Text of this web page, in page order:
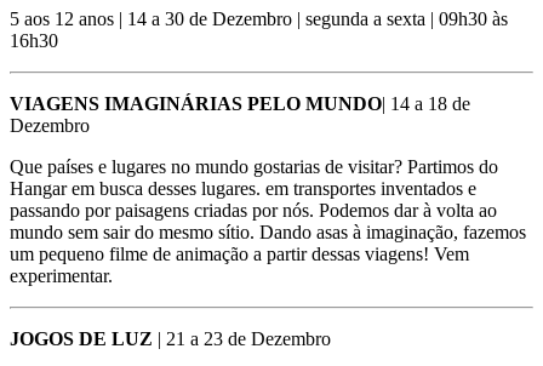
5 aos 12 anos | 14 a 30 de Dezembro | segunda a sexta | 09h30 às
16h30
VIAGENS IMAGINÁRIAS PELO MUNDO| 14 a 18 de
Dezembro
Que países e lugares no mundo gostarias de visitar? Partimos do
Hangar em busca desses lugares. em transportes inventados e
passando por paisagens criadas por nós. Podemos dar à volta ao
mundo sem sair do mesmo sítio. Dando asas à imaginação, fazemos
um pequeno filme de animação a partir dessas viagens! Vem
experimentar.
JOGOS DE LUZ | 21 a 23 de Dezembro